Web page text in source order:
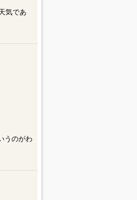
気であ
うのがわ